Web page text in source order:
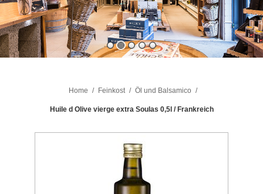
Home / Feinkost / Öl und Balsamico /
Huile d Olive vierge extra Soulas 0,5l / Frankreich